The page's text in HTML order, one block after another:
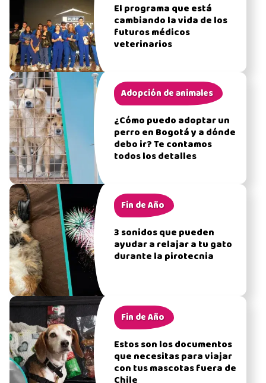
El programa que está
cambiando la vida de los
futuros médicos
veterinarios
Adopción de animales
¿Cómo puedo adoptar un
perro en Bogotá y a dónde
debo ir? Te contamos
todos los detalles
Fin de Año
3 sonidos que pueden
ayudar a relajar a tu gato
durante la pirotecnia
Fin de Año
Estos son los documentos
que necesitas para viajar
con tus mascotas fuera de